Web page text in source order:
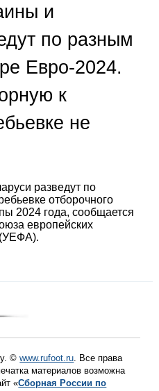
и
по разным
Евро-2024.
к
не
разведут по
отборочного
2024 года, сообщается
европейских
©www.rufoot.ru. Все права
материалов возможна
«Сборная России по